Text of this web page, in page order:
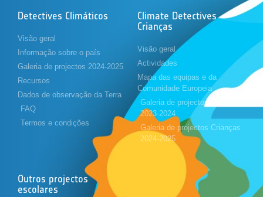
Detectives Climáticos
Visão geral
Informação sobre o país
Galeria de projectos 2024-2025
Recursos
Dados de observação da Terra
FAQ
Termos e condições
Climate Detectives
Crianças
Visão geral
Actividades
Mapa das equipas e da
Comunidade Europeia
Galeria de projectos Crianças
2023-2024
Galeria de projectos Crianças
2024-2025
Outros projectos
escolares